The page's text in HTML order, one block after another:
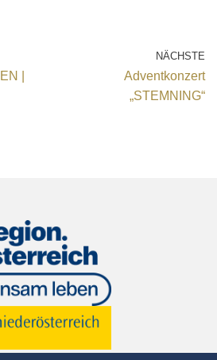
|
NÄCHSTE
Adventkonzert
„STEMNING“